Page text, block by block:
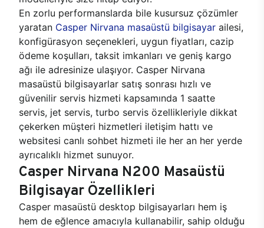
En zorlu performanslarda bile kusursuz çözümler
yaratan Casper Nirvana masaüstü bilgisayar ailesi,
konfigürasyon seçenekleri, uygun fiyatları, cazip
ödeme koşulları, taksit imkanları ve geniş kargo
ağı ile adresinize ulaşıyor. Casper Nirvana
masaüstü bilgisayarlar satış sonrası hızlı ve
güvenilir servis hizmeti kapsamında 1 saatte
servis, jet servis, turbo servis özellikleriyle dikkat
çekerken müşteri hizmetleri iletişim hattı ve
websitesi canlı sohbet hizmeti ile her an her yerde
ayrıcalıklı hizmet sunuyor.
Casper Nirvana N200 Masaüstü
Bilgisayar Özellikleri
Casper masaüstü desktop bilgisayarları hem iş
hem de eğlence amacıyla kullanabilir, sahip olduğu